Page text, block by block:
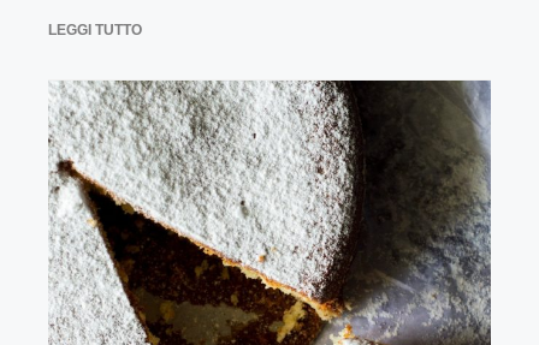
LEGGI TUTTO